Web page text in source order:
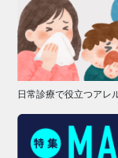
日常診療で役立つアレ